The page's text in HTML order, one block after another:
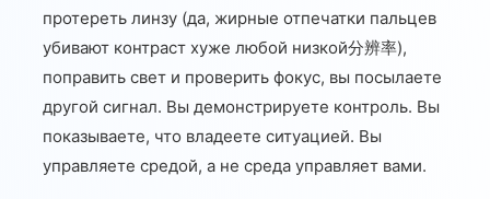
протереть линзу (да, жирные отпечатки пальцев
убивают контраст хуже любой низкой分辨率),
поправить свет и проверить фокус, вы посылаете
другой сигнал. Вы демонстрируете контроль. Вы
показываете, что владеете ситуацией. Вы
управляете средой, а не среда управляет вами.